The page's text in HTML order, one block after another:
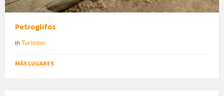
Petroglifos
in Turismo
MÁS LUGARES